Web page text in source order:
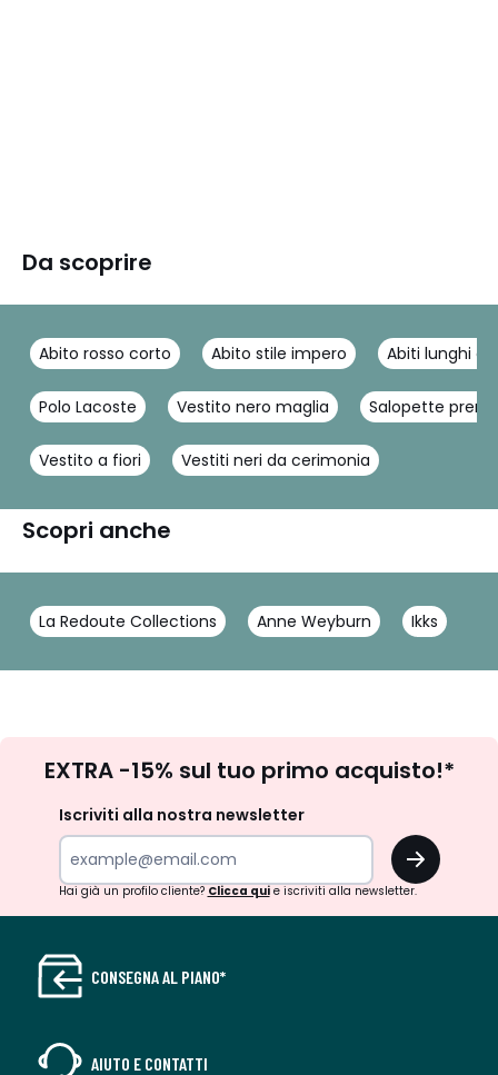
Da scoprire
Abito rosso corto Abito stile impero Abiti lunghi
Polo Lacoste Vestito nero maglia Salopette
Vestito a fiori Vestiti neri da cerimonia
Scopri anche
La Redoute Collections Anne Weyburn Ikks
newsletter
EXTRA -15% sul tuo primo acquisto!*
Iscriviti alla nostra newsletter
OK
Hai già un profilo cliente? Clicca quie iscriviti alla newsletter.
CONSEGNA AL PIANO*
AIUTO E CONTATTI